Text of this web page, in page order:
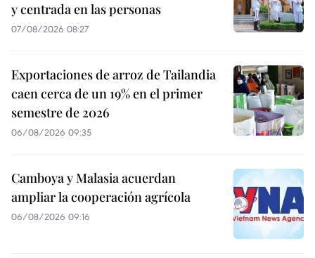
y centrada en las personas
07/08/2026 08:27
Exportaciones de arroz de Tailandia
caen cerca de un 19% en el primer
semestre de 2026
06/08/2026 09:35
Camboya y Malasia acuerdan
ampliar la cooperación agrícola
06/08/2026 09:16